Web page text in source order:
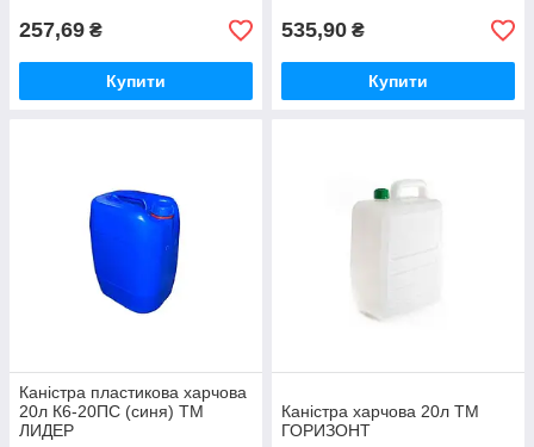
257,69 ₴
Купити
535,90 ₴
Купити
Каністра пластикова харчова
20л К6-20ПC (синя) ТМ
ЛИДЕР
Каністра харчова 20л ТМ
ГОРИЗОНТ